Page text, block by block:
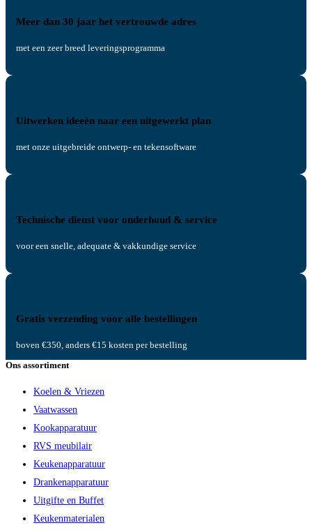
Meer dan 30 jaar het vertrouwde adres
met een zeer breed leveringsprogramma
Uitwerken ideeën naar een uitgewerkt plan
met onze uitgebreide ontwerp- en tekensoftware
Technische dienst voor onderhoud & service
voor een snelle, adequate & vakkundige service
Gratis verzending voor alle bestellingen
boven €350, anders €15 kosten per bestelling
Ons assortiment
Koelen & Vriezen
Vaatwassen
Kookapparatuur
RVS meubilair
Keukenapparatuur
Drankenapparatuur
Uitgifte en Buffet
Keukenmaterialen